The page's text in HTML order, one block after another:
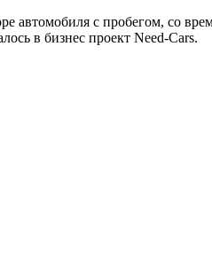
автомобиля с пробегом, со
в бизнес проект Need-Cars.